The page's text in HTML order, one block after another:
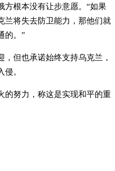
方根本没有让步意愿。“如果
兰将失去防卫能力，那他们就
的。”
但也承诺始终支持乌克兰，
。
的努力，称这是实现和平的重